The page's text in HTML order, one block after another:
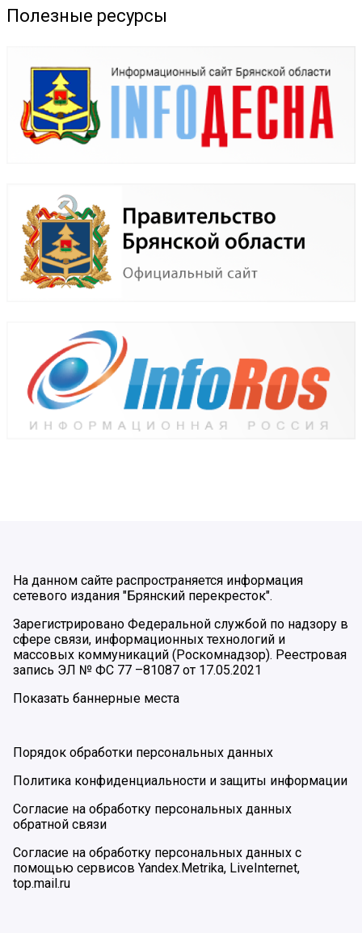
Полезные ресурсы
На данном сайте распространяется информация
сетевого издания "Брянский перекресток".
Зарегистрировано Федеральной службой по надзору в
сфере связи, информационных технологий и
массовых коммуникаций (Роскомнадзор). Реестровая
запись ЭЛ № ФС 77 –81087 от 17.05.2021
Показать баннерные места
Порядок обработки персональных данных
Политика конфиденциальности и защиты информации
Согласие на обработку персональных данных
обратной связи
Согласие на обработку персональных данных с
помощью сервисов Yandex.Metrika, LiveInternet,
top.mail.ru